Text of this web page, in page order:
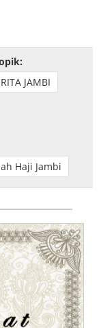
JAMBI
Haji Jambi